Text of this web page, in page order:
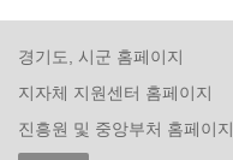
경기도, 시군 홈페이지
지자체 지원센터 홈페이지
진흥원 및 중앙부처 홈페이지